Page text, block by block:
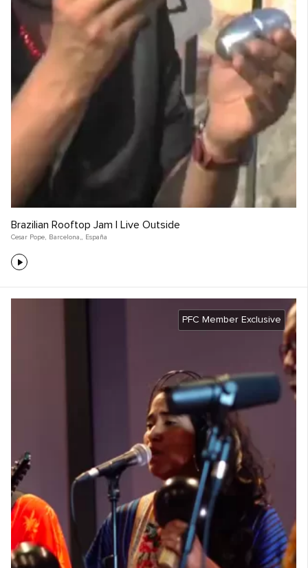
Brazilian Rooftop Jam | Live Outside
Cesar Pope, Barcelona,, España
PFC Member Exclusive